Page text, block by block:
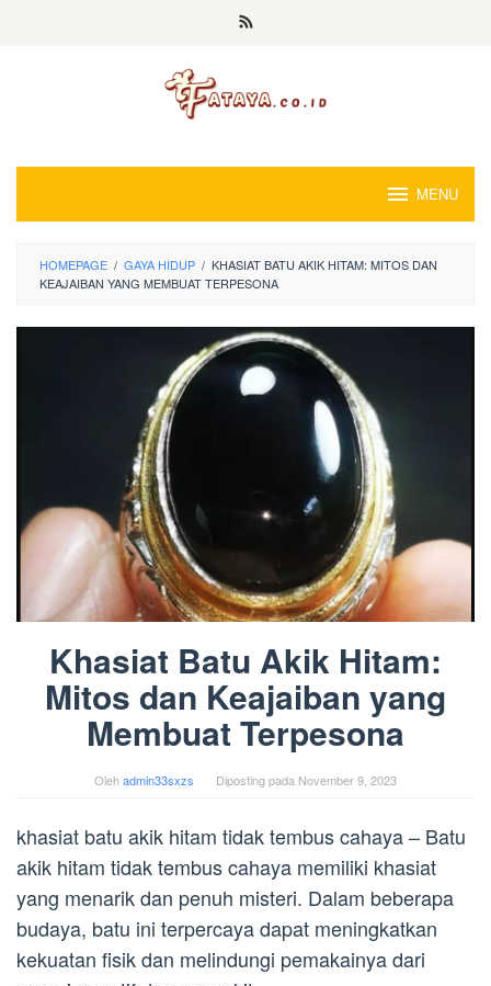
MENU
HOMEPAGE / GAYA HIDUP / KHASIAT BATU AKIK HITAM: MITOS DAN
KEAJAIBAN YANG MEMBUAT TERPESONA
Khasiat Batu Akik Hitam:
Mitos dan Keajaiban yang
Membuat Terpesona
Olehadmin33sxzs Diposting pada November 9, 2023
khasiat batu akik hitam tidak tembus cahaya – Batu
akik hitam tidak tembus cahaya memiliki khasiat
yang menarik dan penuh misteri. Dalam beberapa
budaya, batu ini terpercaya dapat meningkatkan
kekuatan fisik dan melindungi pemakainya dari